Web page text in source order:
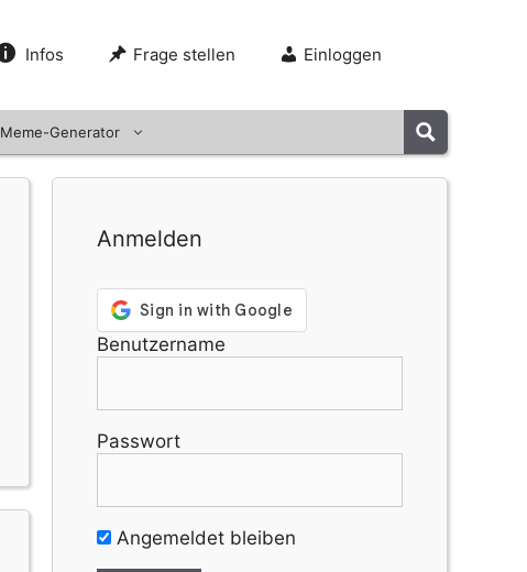
Infos Frage stellen Einloggen
Meme-Generator
Anmelden
Benutzername
Passwort
Angemeldet bleiben